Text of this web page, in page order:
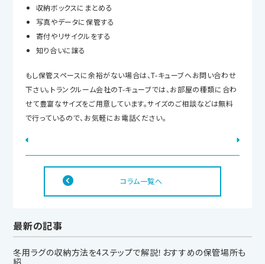
収納ボックスにまとめる
写真やデータに保管する
寄付やリサイクルをする
知り合いに譲る
もし保管スペースに余裕がない場合は、T-キューブへお問い合わせ
下さい。トランクルーム会社のT-キューブでは、お部屋の種類に合わ
せて豊富なサイズをご用意しています。サイズのご相談などは無料
で行っているので、お気軽にお電話ください。
コラム一覧へ
最新の記事
冬用ラグの収納方法を4ステップで解説！おすすめの保管場所も
紹...